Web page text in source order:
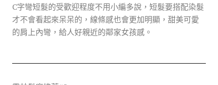
C字彎短髮的受歡迎程度不用小編多說，短髮要搭配染髮
才不會看起來呆呆的，線條感也會更加明顯，甜美可愛
的肩上內彎，給人好親近的鄰家女孩感。